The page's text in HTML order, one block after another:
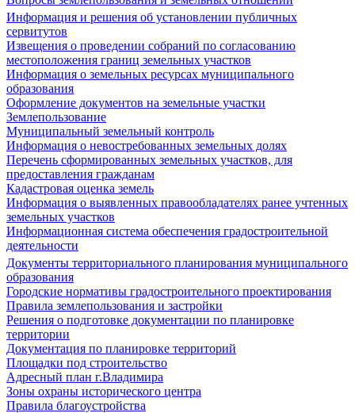
Информация и решения об установлении публичных
сервитутов
Извещения о проведении собраний по согласованию
местоположения границ земельных участков
Информация о земельных ресурсах муниципального
образования
Оформление документов на земельные участки
Землепользование
Муниципальный земельный контроль
Информация о невостребованных земельных долях
Перечень сформированных земельных участков, для
предоставления гражданам
Кадастровая оценка земель
Информация о выявленных правообладателях ранее учтенных
земельных участков
Информационная система обеспечения градостроительной
деятельности
Документы территориального планирования муниципального
образования
Городские нормативы градостроительного проектирования
Правила землепользования и застройки
Решения о подготовке документации по планировке
территории
Документация по планировке территорий
Площадки под строительство
Адресный план г.Владимира
Зоны охраны исторического центра
Правила благоустройства